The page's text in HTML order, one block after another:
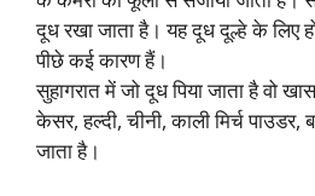
दूध रखा जाता है। यह दूध दूल्हे के लिए
पीछे कई कारण हैं।
सुहागरात में जो दूध पिया जाता है वो
केसर, हल्दी, चीनी, काली मिर्च पाउडर,
जाता है।